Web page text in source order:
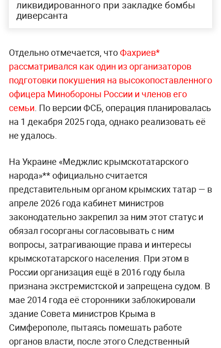
ликвидированного при закладке бомбы
диверсанта
Отдельно отмечается, чтоФахриев*
рассматривался как один из организаторов
подготовки покушения на высокопоставленного
офицера Минобороны России и членов его
семьи. По версии ФСБ, операция планировалась
на 1 декабря 2025 года, однако реализовать её
не удалось.
На Украине «Меджлис крымскотатарского
народа»** официально считается
представительным органом крымских татар — в
апреле 2026 года кабинет министров
законодательно закрепил за ним этот статус и
обязал госорганы согласовывать с ним
вопросы, затрагивающие права и интересы
крымскотатарского населения. При этом в
России организация ещё в 2016 году была
признана экстремистской и запрещена судом. В
мае 2014 года её сторонники заблокировали
здание Совета министров Крыма в
Симферополе, пытаясь помешать работе
органов власти, после этого Следственный